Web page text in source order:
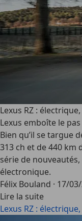
Lexus RZ :
Lexus emboîte le
Bien qu’il se targue
313 ch et de 440 km
série de
électronique.
Félix Bouland · 17/
Lire la suite
Lexus RZ :